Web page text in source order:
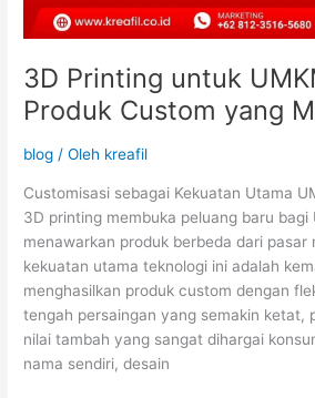
3D Printing untuk
Produk Custom yang
blog / Oleh kreafil
Customisasi sebagai Kekuatan Utama
3D printing membuka peluang baru bagi
menawarkan produk berbeda dari pasar
kekuatan utama teknologi ini adalah
menghasilkan produk custom dengan
tengah persaingan yang semakin ketat,
nilai tambah yang sangat dihargai
nama sendiri, desain